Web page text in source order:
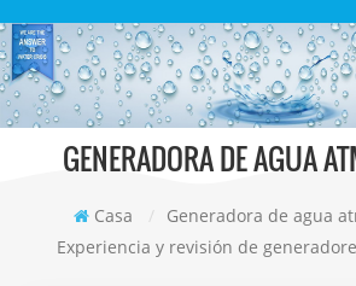
GENERADORA DE AGUA
Casa / Generadora de agua
Experiencia y revisión de